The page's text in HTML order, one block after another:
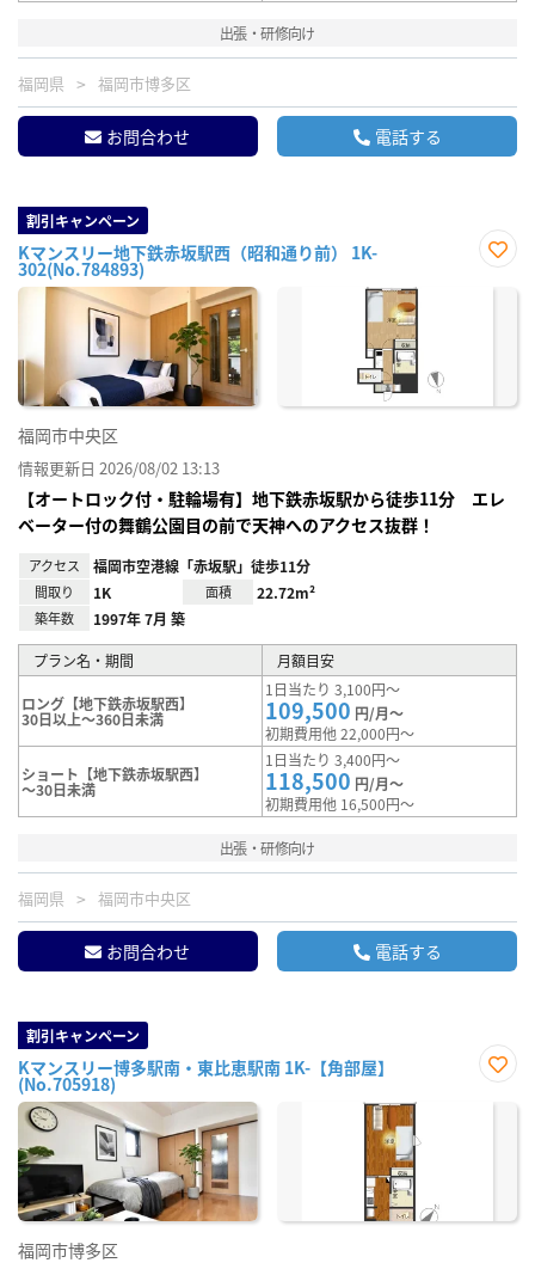
出張・研修向け
福岡県 福岡市博多区
お問合わせ 電話する
割引キャンペーン
Kマンスリー地下鉄赤坂駅西（昭和通り前） 1K-
302(No.784893)
に入
福岡市中央区
情報更新日 2026/08/02 13:13
【オートロック付・駐輪場有】地下鉄赤坂駅から徒歩11分 エレ
ベーター付の舞鶴公園目の前で天神へのアクセス抜群！
アクセス 福岡市空港線「赤坂駅」徒歩11分
間取り 1K 面積 22.72m²
築年数 1997年 7月 築
プラン名・期間 月額目安
ロング【地下鉄赤坂駅西】
30日以上～360日未満
1日当たり 3,100円～
109,500 円/月～
初期費用他 22,000円～
ショート【地下鉄赤坂駅西】
～30日未満
1日当たり 3,400円～
118,500 円/月～
初期費用他 16,500円～
出張・研修向け
福岡県 福岡市中央区
お問合わせ 電話する
割引キャンペーン
Kマンスリー博多駅南・東比恵駅南 1K-【角部屋】
(No.705918)
に入
福岡市博多区